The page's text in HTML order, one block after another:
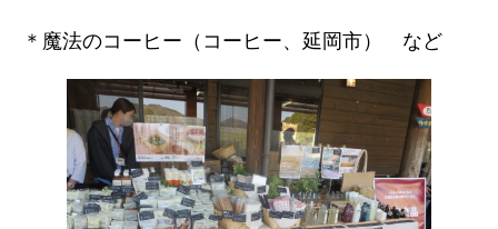
＊魔法のコーヒー（コーヒー、延岡市） など